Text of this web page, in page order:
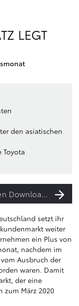
LEGT
den asiatischen
Toyota
Zu den Downloads
setzt ihr
weiter
ein Plus von
nachdem im
Ausbruch der
waren. Damit
der eine
zum März 2020